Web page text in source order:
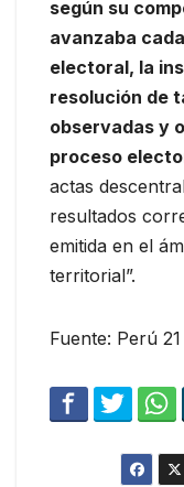
según su
avanzaba
electoral, la
resolución de
observadas y
proceso
actas
resultados
emitida en el
territorial”.
Fuente: Perú 21